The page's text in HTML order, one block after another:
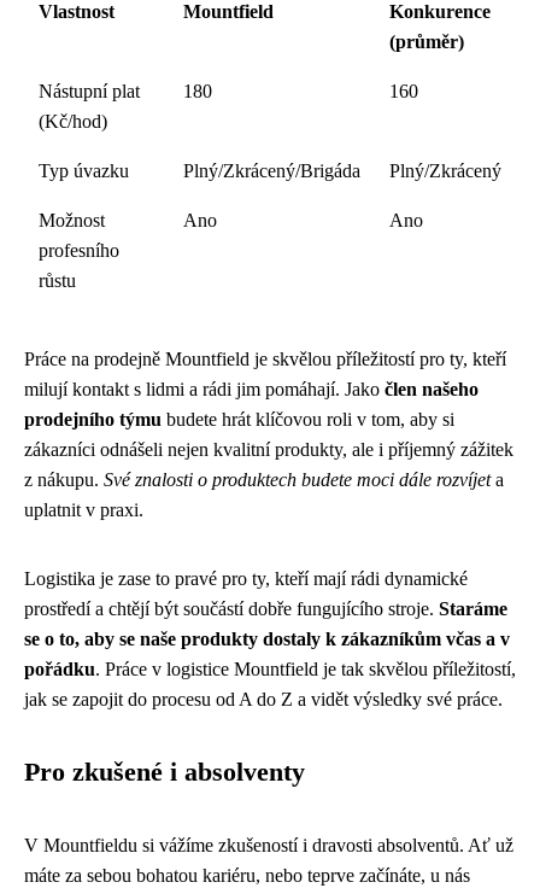
Vlastnost
Mountfield
Konkurence
(průměr)
Nástupní plat
(Kč/hod)
180 160
Typ úvazku Plný/Zkrácený/Brigáda Plný/Zkrácený
Možnost
profesního
růstu
Ano Ano
Práce na prodejně Mountfield je skvělou příležitostí pro ty, kteří
milují kontakt s lidmi a rádi jim pomáhají. Jako člen našeho
prodejního týmu budete hrát klíčovou roli v tom, aby si
zákazníci odnášeli nejen kvalitní produkty, ale i příjemný zážitek
z nákupu. Své znalosti o produktech budete moci dále rozvíjeta
uplatnit v praxi.
Logistika je zase to pravé pro ty, kteří mají rádi dynamické
prostředí a chtějí být součástí dobře fungujícího stroje. Staráme
se o to, aby se naše produkty dostaly k zákazníkům včas a v
pořádku. Práce v logistice Mountfield je tak skvělou příležitostí,
jak se zapojit do procesu od A do Z a vidět výsledky své práce.
Pro zkušené i absolventy
V Mountfieldu si vážíme zkušeností i dravosti absolventů. Ať už
máte za sebou bohatou kariéru, nebo teprve začínáte, u nás